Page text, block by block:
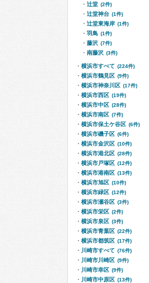
辻堂 (2件)
辻堂神台 (1件)
辻堂東海岸 (1件)
羽鳥 (1件)
藤沢 (7件)
南藤沢 (3件)
横浜市すべて (224件)
横浜市鶴見区 (9件)
横浜市神奈川区 (17件)
横浜市西区 (19件)
横浜市中区 (28件)
横浜市南区 (7件)
横浜市保土ケ谷区 (6件)
横浜市磯子区 (6件)
横浜市金沢区 (10件)
横浜市港北区 (28件)
横浜市戸塚区 (12件)
横浜市港南区 (13件)
横浜市旭区 (10件)
横浜市緑区 (12件)
横浜市瀬谷区 (3件)
横浜市栄区 (2件)
横浜市泉区 (3件)
横浜市青葉区 (22件)
横浜市都筑区 (17件)
川崎市すべて (76件)
川崎市川崎区 (9件)
川崎市幸区 (9件)
川崎市中原区 (13件)